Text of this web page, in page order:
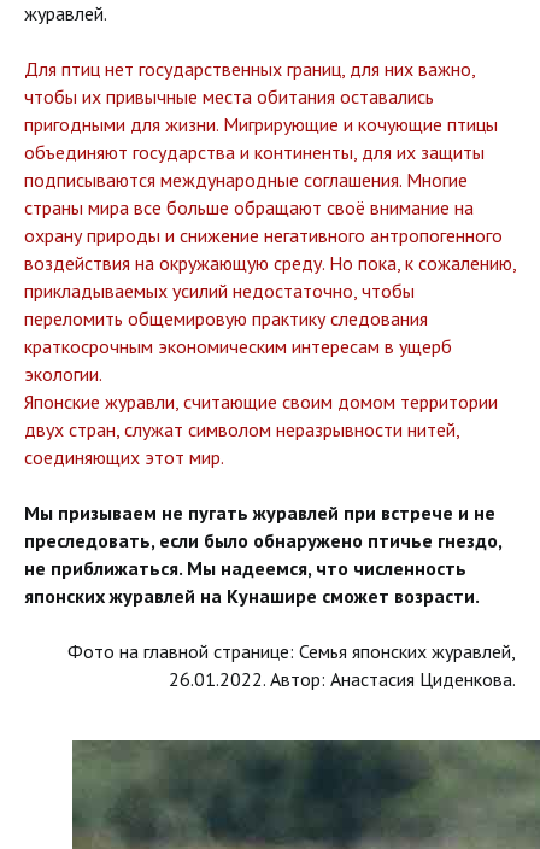
журавлей.
Для птиц нет государственных границ, для них важно,
чтобы их привычные места обитания оставались
пригодными для жизни. Мигрирующие и кочующие птицы
объединяют государства и континенты, для их защиты
подписываются международные соглашения. Многие
страны мира все больше обращают своё внимание на
охрану природы и снижение негативного антропогенного
воздействия на окружающую среду. Но пока, к сожалению,
прикладываемых усилий недостаточно, чтобы
переломить общемировую практику следования
краткосрочным экономическим интересам в ущерб
экологии.
Японские журавли, считающие своим домом территории
двух стран, служат символом неразрывности нитей,
соединяющих этот мир.
Мы призываем не пугать журавлей при встрече и не
преследовать, если было обнаружено птичье гнездо,
не приближаться. Мы надеемся, что численность
японских журавлей на Кунашире сможет возрасти.
Фото на главной странице: Семья японских журавлей,
26.01.2022. Автор: Анастасия Циденкова.